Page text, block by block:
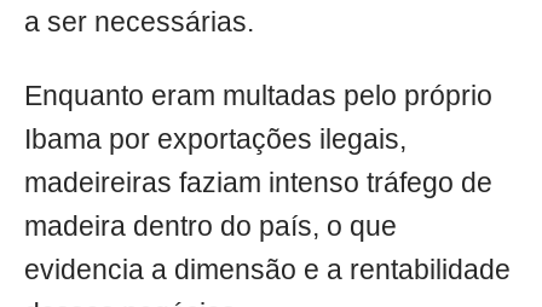
a ser necessárias.
Enquanto eram multadas pelo próprio
Ibama por exportações ilegais,
madeireiras faziam intenso tráfego de
madeira dentro do país, o que
evidencia a dimensão e a rentabilidade